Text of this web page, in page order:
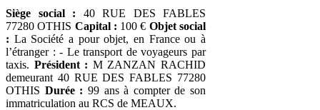
Siège social : 40 RUE DES FABLES
77280 OTHIS Capital : 100 € Objet social
: La Société a pour objet, en France ou à
l’étranger : - Le transport de voyageurs par
taxis. Président : M ZANZAN RACHID
demeurant 40 RUE DES FABLES 77280
OTHIS Durée : 99 ans à compter de son
immatriculation au RCS de MEAUX.